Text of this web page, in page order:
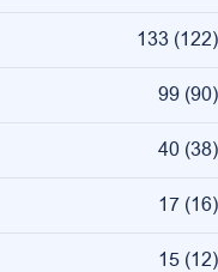
133 (122)
99 (90)
40 (38)
17 (16)
15 (12)